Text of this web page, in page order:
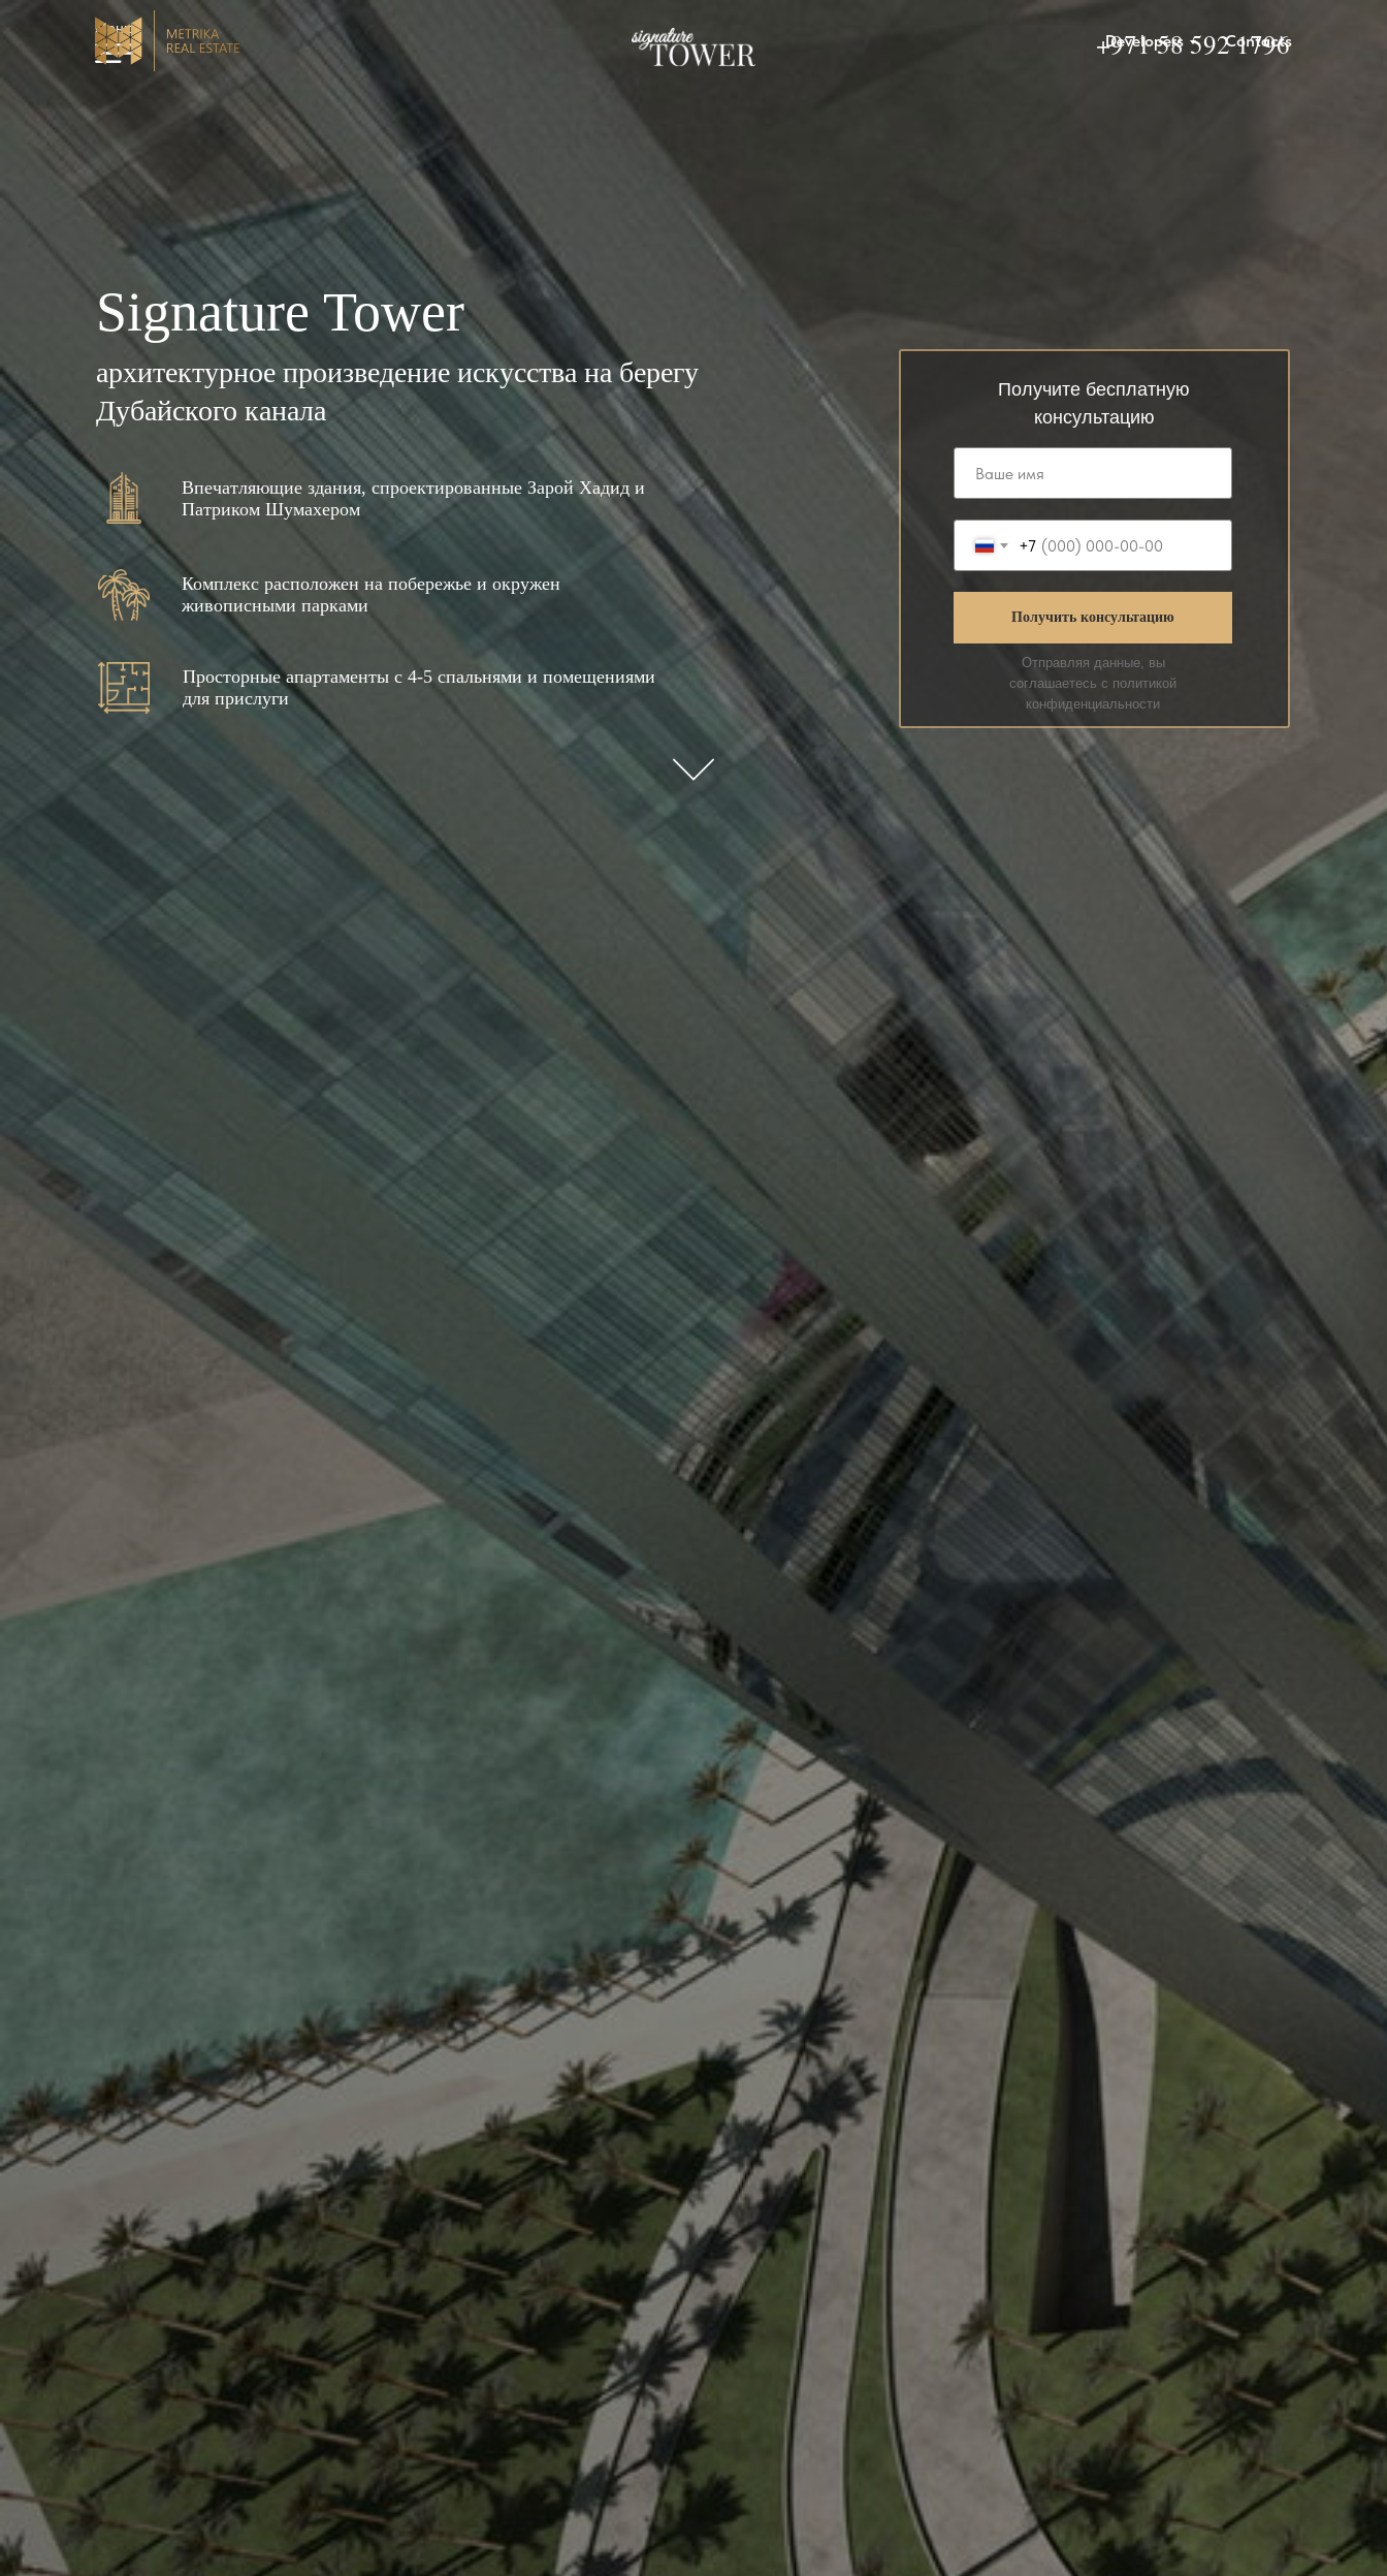
Developers Contacts
Меню +971 58 592 1796
Signature Tower
Комплекс расположен на побережье и окружен
живописными парками
Просторные апартаменты с 4-5 спальнями и помещениями
для прислуги
Впечатляющие здания, спроектированные Зарой Хадид и
Патриком Шумахером
архитектурное произведение искусства на берегу
Дубайского канала
Отправляя данные, вы
соглашаетесь с политикой
конфиденциальности
Получите бесплатную
консультацию
+7
Получить консультацию